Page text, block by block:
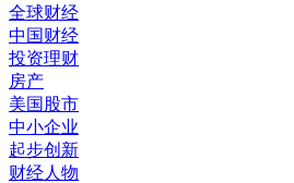
全球财经
中国财经
投资理财
房产
美国股市
中小企业
起步创新
财经人物